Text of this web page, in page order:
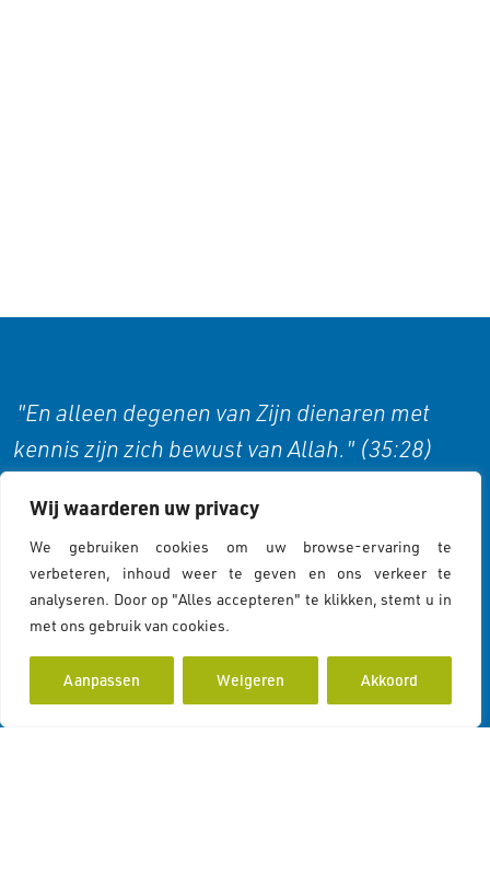
Wij waarderen uw privacy
We gebruiken cookies om uw browse-ervaring te
verbeteren, inhoud weer te geven en ons verkeer te
analyseren. Door op "Alles accepteren" te klikken, stemt u in
met ons gebruik van cookies.
Aanpassen Weigeren Akkoord
"En alleen degenen van Zijn dienaren met
kennis zijn zich bewust van Allah." (35:28)
Cookies & Privacy
Cookies Policy
Privacy Statement